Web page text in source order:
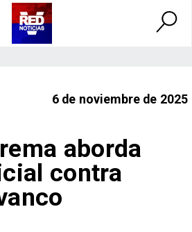
6 de noviembre de 2025
aborda
contra